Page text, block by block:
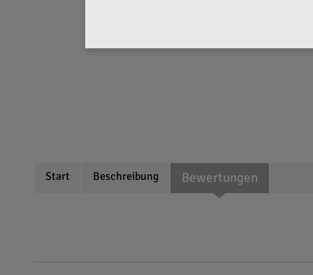
Start Beschreibung Bewertungen